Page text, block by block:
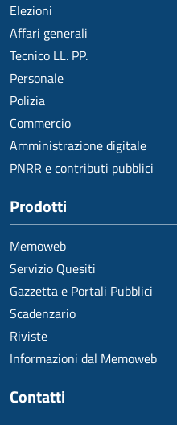
Elezioni
Affari generali
Tecnico LL. PP.
Personale
Polizia
Commercio
Amministrazione digitale
PNRR e contributi pubblici
Prodotti
Memoweb
Servizio Quesiti
Gazzetta e Portali Pubblici
Scadenzario
Riviste
Informazioni dal Memoweb
Contatti